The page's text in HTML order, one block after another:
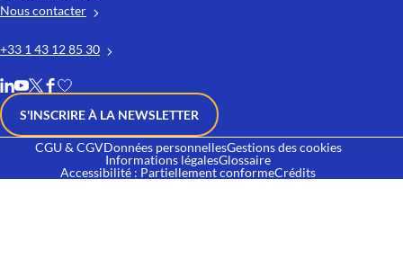
Nous contacter
+33 1 43 12 85 30
S'INSCRIRE À LA NEWSLETTER
CGU & CGVDonnées personnellesGestions des cookies
Informations légalesGlossaire
Accessibilité : Partiellement conformeCrédits